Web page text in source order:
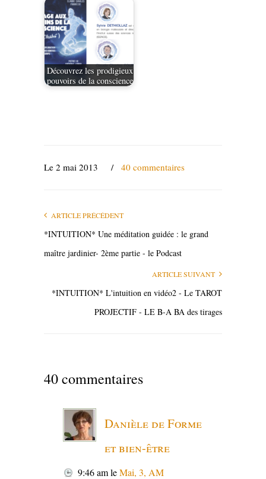
Découvrez les prodigieux
pouvoirs de la conscience
Le 2 mai 2013 / 40 commentaires
ARTICLE PRÉCÉDENT
*INTUITION* Une méditation guidée : le grand
maître jardinier- 2ème partie - le Podcast
ARTICLE SUIVANT
*INTUITION* L'intuition en vidéo2 - Le TAROT
PROJECTIF - LE B-A BA des tirages
40 commentaires
Danièle de Forme
et bien-être
9:46 amleMai, 3, AM